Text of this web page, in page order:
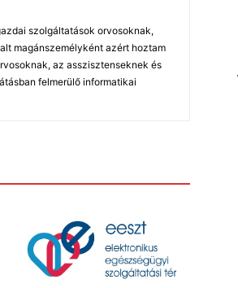
szolgáltatások orvosoknak,
magánszemélyként azért hoztam
az asszisztenseknek és
felmerülő informatikai